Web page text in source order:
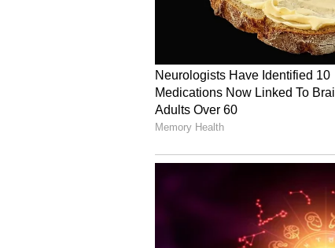
மேலும் செய்திகளுக்கு...
கதாபாத்திரம் குறித்து
இதை கேட்ட போலீஸ்
பிடிக்க பாரதி ஏதோ திட்டம்
நேற்றைய எபிசோடில்
நடந்து கொள்கிறார்
கண்ணம்மா மிகுந்த
தீவிரவாதிகளை பிடித்து
அமைச்சருக்கு ஆபரேஷன்
ஆபரேஷன் தியேட்டருக்கு
செல்கிறார்கள். அதோடு